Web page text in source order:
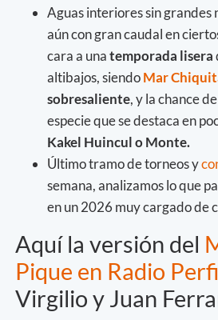
Aguas interiores sin grandes
aún con gran caudal en
cara a unatemporada lisera
altibajos, siendoMar
sobresaliente, y la chance
especie que se destaca en
Kakel Huincul o Monte.
Último tramo de torneos y
semana, analizamos lo que
en un 2026 muy cargado de
Aquí la versión del
Pique en Radio
Virgilio y Juan